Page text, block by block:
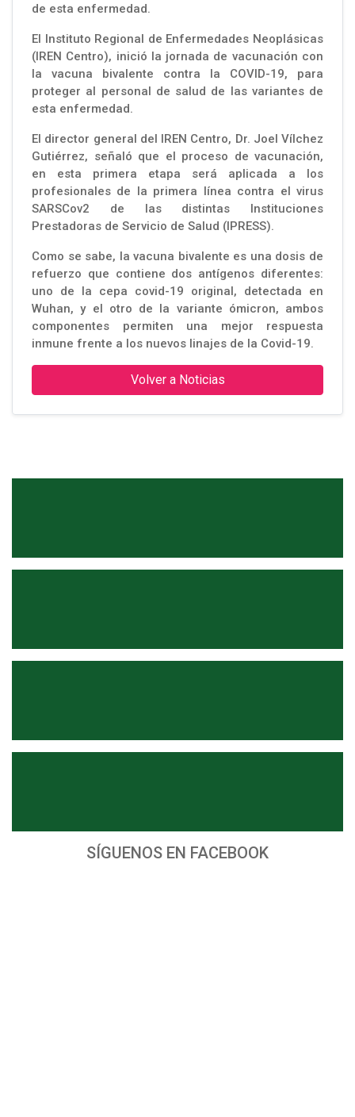
de esta enfermedad.
El Instituto Regional de Enfermedades Neoplásicas
(IREN Centro), inició la jornada de vacunación con
la vacuna bivalente contra la COVID-19, para
proteger al personal de salud de las variantes de
esta enfermedad.
El director general del IREN Centro, Dr. Joel Vílchez
Gutiérrez, señaló que el proceso de vacunación,
en esta primera etapa será aplicada a los
profesionales de la primera línea contra el virus
SARSCov2 de las distintas Instituciones
Prestadoras de Servicio de Salud (IPRESS).
Como se sabe, la vacuna bivalente es una dosis de
refuerzo que contiene dos antígenos diferentes:
uno de la cepa covid-19 original, detectada en
Wuhan, y el otro de la variante ómicron, ambos
componentes permiten una mejor respuesta
inmune frente a los nuevos linajes de la Covid-19.
Volver a Noticias
SÍGUENOS EN FACEBOOK